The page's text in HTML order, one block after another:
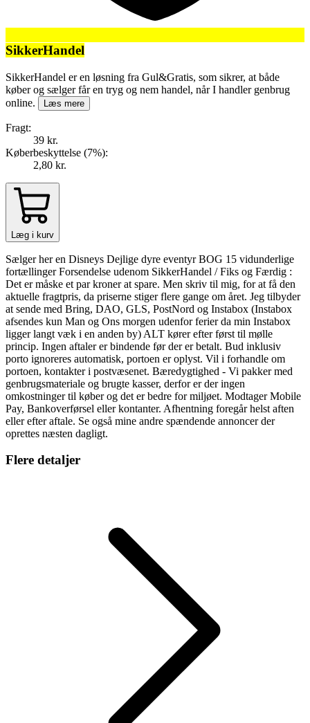
SikkerHandel
SikkerHandel er en løsning fra Gul&Gratis, som sikrer, at både
køber og sælger får en tryg og nem handel, når I handler genbrug
online.
Læs mere
Fragt:
39 kr.
Køberbeskyttelse (7%):
2,80 kr.
Læg i kurv
Sælger her en Disneys Dejlige dyre eventyr BOG 15 vidunderlige
fortællinger Forsendelse udenom SikkerHandel / Fiks og Færdig :
Det er måske et par kroner at spare. Men skriv til mig, for at få den
aktuelle fragtpris, da priserne stiger flere gange om året. Jeg tilbyder
at sende med Bring, DAO, GLS, PostNord og Instabox (Instabox
afsendes kun Man og Ons morgen udenfor ferier da min Instabox
ligger langt væk i en anden by) ALT kører efter først til mølle
princip. Ingen aftaler er bindende før der er betalt. Bud inklusiv
porto ignoreres automatisk, portoen er oplyst. Vil i forhandle om
portoen, kontakter i postvæsenet. Bæredygtighed - Vi pakker med
genbrugsmateriale og brugte kasser, derfor er der ingen
omkostninger til køber og det er bedre for miljøet. Modtager Mobile
Pay, Bankoverførsel eller kontanter. Afhentning foregår helst aften
eller efter aftale. Se også mine andre spændende annoncer der
oprettes næsten dagligt.
Flere detaljer